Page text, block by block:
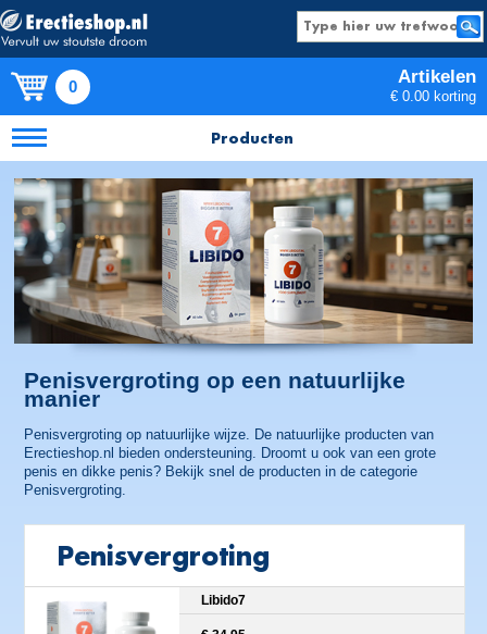
0 Artikelen
€ 0.00 korting
Producten
Penisvergroting op een natuurlijke
manier
Penisvergroting op natuurlijke wijze. De natuurlijke producten van
Erectieshop.nl bieden ondersteuning. Droomt u ook van een grote
penis en dikke penis? Bekijk snel de producten in de categorie
Penisvergroting.
Penisvergroting
Libido7